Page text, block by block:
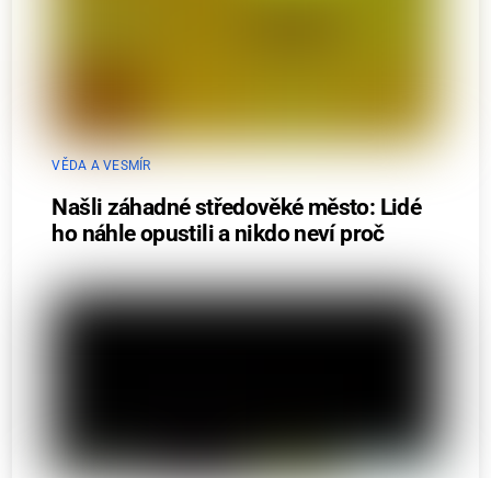
VĚDA A VESMÍR
Našli záhadné středověké město: Lidé
ho náhle opustili a nikdo neví proč